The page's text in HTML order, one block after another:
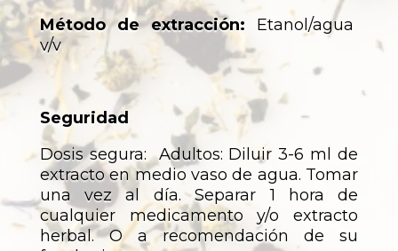
Método de extracción: Etanol/agua
v/v
Seguridad
Dosis segura: Adultos: Diluir 3-6 ml de
extracto en medio vaso de agua. Tomar
una vez al día. Separar 1 hora de
cualquier medicamento y/o extracto
herbal. O a recomendación de su